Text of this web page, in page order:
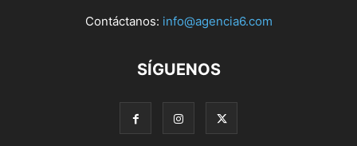
Contáctanos: info@agencia6.com
SÍGUENOS